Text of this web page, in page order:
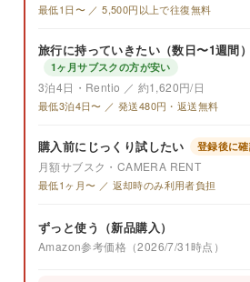
最低1日〜 ／ 5,500円以上で往復無料
旅行に持っていきたい（数日〜1週間）
1ヶ月サブスクの方が安い
3泊4日・Rentio ／ 約1,620円/日
最低3泊4日〜 ／ 発送480円・返送無料
購入前にじっくり試したい 登録後に
月額サブスク・CAMERA RENT
最低1ヶ月〜 ／ 返却時のみ利用者負担
ずっと使う（新品購入）
Amazon参考価格（2026/7/31時点）